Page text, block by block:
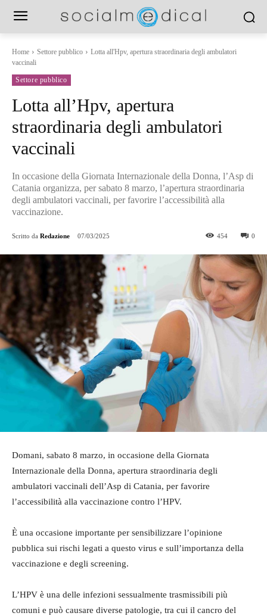
Home Settore pubblico
Lotta all'Hpv, apertura straordinaria degli ambulatori
vaccinali
Settore pubblico
Lotta all’Hpv, apertura
straordinaria degli ambulatori
vaccinali
In occasione della Giornata Internazionale della Donna, l’Asp di
Catania organizza, per sabato 8 marzo, l’apertura straordinaria
degli ambulatori vaccinali, per favorire l’accessibilità alla
vaccinazione.
Scritto da Redazione 07/03/2025 0
454
Domani, sabato 8 marzo, in occasione della Giornata
Internazionale della Donna, apertura straordinaria degli
ambulatori vaccinali dell’Asp di Catania, per favorire
l’accessibilità alla vaccinazione contro l’HPV.
È una occasione importante per sensibilizzare l’opinione
pubblica sui rischi legati a questo virus e sull’importanza della
vaccinazione e degli screening.
L’HPV è una delle infezioni sessualmente trasmissibili più
comuni e può causare diverse patologie, tra cui il cancro del